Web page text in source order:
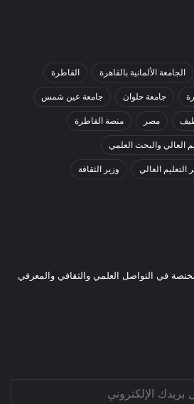
الجامعة الألمانية بالقاهرة القاطرة
جامعة حلوان جامعة عين شمس
مصر منصة القاطرة
العالي والبحث العلمي
التعليم العالي وزير الثقافة
في التواصل العلمي والثقافي والمعرفي